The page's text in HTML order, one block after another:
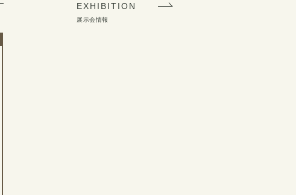
EXHIBITION
展示会情報